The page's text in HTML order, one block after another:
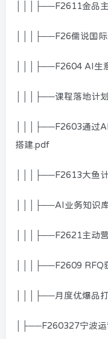
│││├──F2611金品
│││├──F26儒说国际
│││├──F2604 AI生
│││├──课程落地计划
│││├──F2603通过
搭建.pdf
│││├──F2613大鱼
│││├──AI业务知识
│││├──F2621主动
│││├──F2609 RFQ
│││├──月度优爆品
│├──F260327宁波运